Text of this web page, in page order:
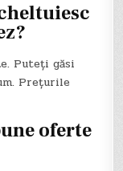
Puteți găsi
Prețurile
oferte